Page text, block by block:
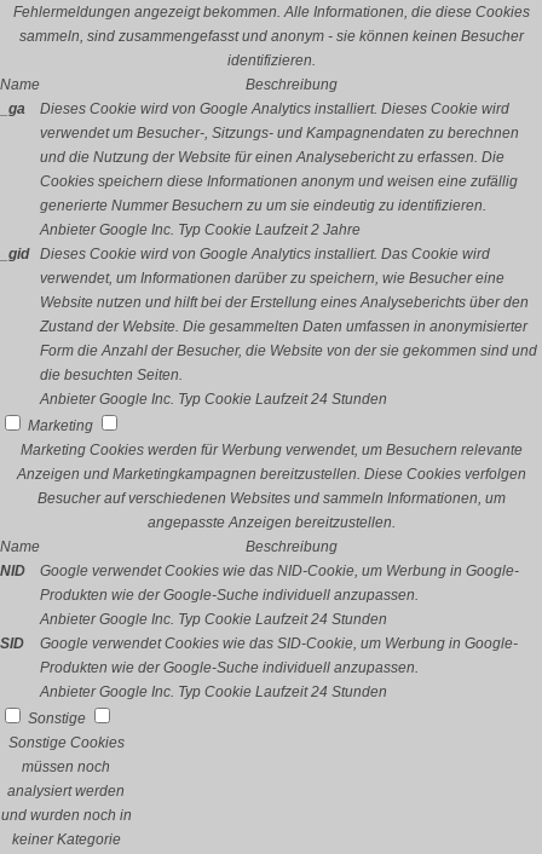
Fehlermeldungen angezeigt bekommen. Alle Informationen, die diese Cookies
sammeln, sind zusammengefasst und anonym - sie können keinen Besucher
identifizieren.
Name
Beschreibung
_ga
Dieses Cookie wird von Google Analytics installiert. Dieses Cookie wird
verwendet um Besucher-, Sitzungs- und Kampagnendaten zu berechnen
und die Nutzung der Website für einen Analysebericht zu erfassen. Die
Cookies speichern diese Informationen anonym und weisen eine zufällig
generierte Nummer Besuchern zu um sie eindeutig zu identifizieren.
Anbieter Google Inc. Typ Cookie Laufzeit 2 Jahre
_gid
Dieses Cookie wird von Google Analytics installiert. Das Cookie wird
verwendet, um Informationen darüber zu speichern, wie Besucher eine
Website nutzen und hilft bei der Erstellung eines Analyseberichts über den
Zustand der Website. Die gesammelten Daten umfassen in anonymisierter
Form die Anzahl der Besucher, die Website von der sie gekommen sind und
die besuchten Seiten.
Anbieter Google Inc. Typ Cookie Laufzeit 24 Stunden
Marketing
Marketing Cookies werden für Werbung verwendet, um Besuchern relevante
Anzeigen und Marketingkampagnen bereitzustellen. Diese Cookies verfolgen
Besucher auf verschiedenen Websites und sammeln Informationen, um
angepasste Anzeigen bereitzustellen.
Name
Beschreibung
NID
Google verwendet Cookies wie das NID-Cookie, um Werbung in Google-
Produkten wie der Google-Suche individuell anzupassen.
Anbieter Google Inc. Typ Cookie Laufzeit 24 Stunden
SID
Google verwendet Cookies wie das SID-Cookie, um Werbung in Google-
Produkten wie der Google-Suche individuell anzupassen.
Anbieter Google Inc. Typ Cookie Laufzeit 24 Stunden
Sonstige
Sonstige Cookies
müssen noch
analysiert werden
und wurden noch in
keiner Kategorie